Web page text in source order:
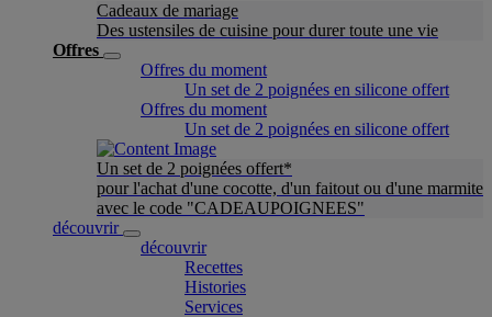
Cadeaux de mariage
Des ustensiles de cuisine pour durer toute une vie
Offres
Offres du moment
Un set de 2 poignées en silicone offert
Offres du moment
Un set de 2 poignées en silicone offert
Un set de 2 poignées offert*
pour l'achat d'une cocotte, d'un faitout ou d'une marmite
avec le code "CADEAUPOIGNEES"
découvrir
découvrir
Recettes
Histories
Services